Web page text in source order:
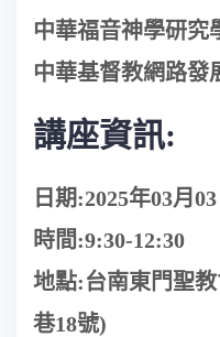
中華福音神學研究
中華基督教網路發
講座資訊:
日期:2025年03月
時間:9:30-12:30
地點:台南東門聖教
巷18號)